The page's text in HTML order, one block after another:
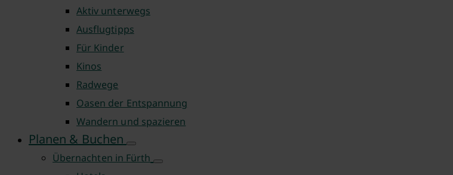
Aktiv unterwegs
Ausflugtipps
Für Kinder
Kinos
Radwege
Oasen der Entspannung
Wandern und spazieren
Planen & Buchen
Übernachten in Fürth